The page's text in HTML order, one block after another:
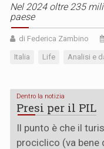
Nel 2024 oltre 235
paese
di Federica Zambino
Italia Life Analisi e
Dentro la notizia
Presi per il PIL
Il punto è che il
prociclico (va bene